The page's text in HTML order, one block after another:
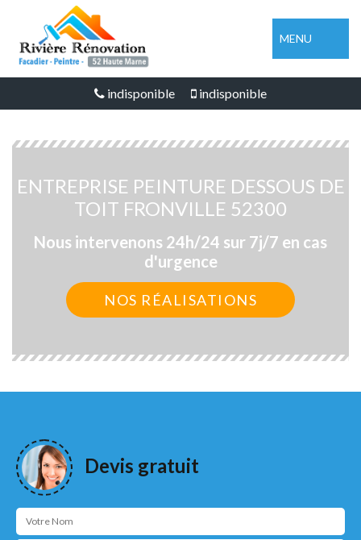
MENU
indisponible indisponible
ENTREPRISE PEINTURE DESSOUS DE
TOIT FRONVILLE 52300
Nous intervenons 24h/24 sur 7j/7 en cas
d'urgence
NOS RÉALISATIONS
Devis gratuit